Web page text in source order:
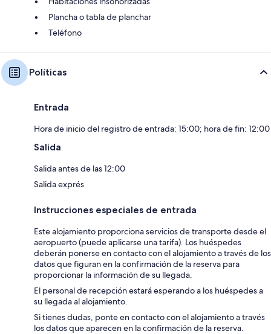
Plancha o tabla de planchar
Teléfono
Políticas
Entrada
Hora de inicio del registro de entrada: 15:00; hora de fin: 12:00
Salida
Salida antes de las 12:00
Salida exprés
Instrucciones especiales de entrada
Este alojamiento proporciona servicios de transporte desde el
aeropuerto (puede aplicarse una tarifa). Los huéspedes
deberán ponerse en contacto con el alojamiento a través de los
datos que figuran en la confirmación de la reserva para
proporcionar la información de su llegada.
El personal de recepción estará esperando a los huéspedes a
su llegada al alojamiento.
Si tienes dudas, ponte en contacto con el alojamiento a través
los datos que aparecen en la confirmación de la reserva.